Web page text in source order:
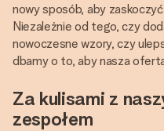
nowy sposób, aby
Niezależnie od tego, czy
nowoczesne wzory, czy
dbamy o to, aby nasza
Za kulisami z
zespołem